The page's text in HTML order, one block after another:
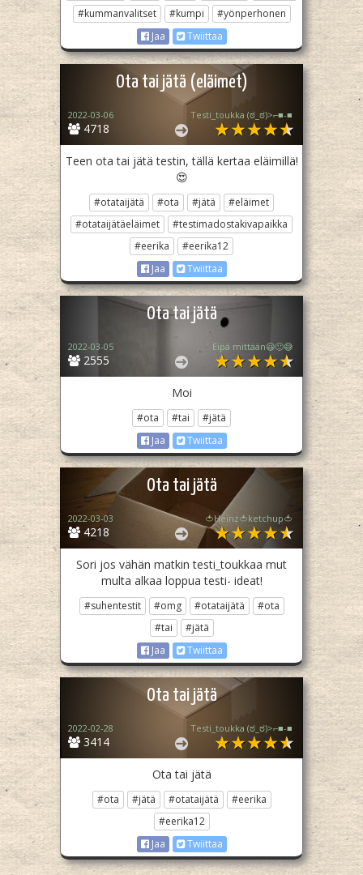
#kummanvalitset
#kumpi
#yönperhonen
Jaa
Twiittaa
Ota tai jätä (eläimet)
4718
2022-03-06 Testi_toukka (⁠ಠ⁠_⁠ಠ⁠)⁠>⁠⌐⁠■⁠-⁠■
Teen ota tai jätä testin, tällä kertaa eläimillä!
😍
#otataijätä #ota #jätä
#eläimet
#otataijätäeläimet
#testimadostakivapaikka
#eerika
#eerika12
Jaa
Twiittaa
Ota tai jätä
2555
2022-03-05 Eipä mittään😃🙂😅
Moi
#ota #tai
#jätä
Jaa
Twiittaa
Ota tai jätä
4218
2022-03-03 🍅Heinz🍅ketchup🍅
Sori jos vähän matkin testi_toukkaa mut
multa alkaa loppua testi- ideat!
#suhentestit #omg #otataijätä
#ota
#tai
#jätä
Jaa
Twiittaa
Ota tai jätä
3414
2022-02-28 Testi_toukka (⁠ಠ⁠_⁠ಠ⁠)⁠>⁠⌐⁠■⁠-⁠■
Ota tai jätä
#ota #jätä #otataijätä
#eerika
#eerika12
Jaa
Twiittaa